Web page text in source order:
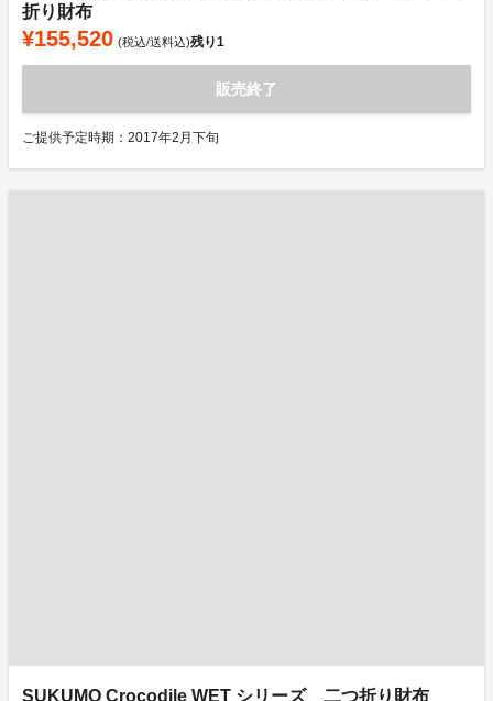
折り財布
¥155,520 (税込/送料込)残り1
販売終了
ご提供予定時期：2017年2月下旬
SUKUMO Crocodile WET シリーズ 二つ折り財布